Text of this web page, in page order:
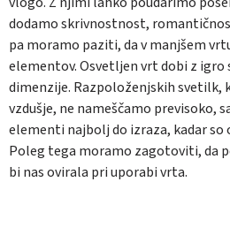
dodamo skrivnostnost,
pa moramo paziti, da v manjšem
elementov. Osvetljen vrt dobi z igro
dimenzije. Razpoloženjskih svetilk,
vzdušje, ne nameščamo previsoko,
elementi najbolj do izraza, kadar so
Poleg tega moramo zagotoviti, da
bi nas ovirala pri uporabi vrta.